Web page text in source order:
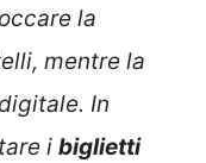
la
mentre la
In
i biglietti